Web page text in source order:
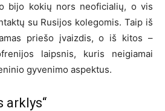
bijo kokių nors neoficialių, o vis
su Rusijos kolegomis. Taip iš
priešo įvaizdis, o iš kitos –
laipsnis, kuris neigiamai
gyvenimo aspektus.
arklys“